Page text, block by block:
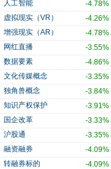
人工智能
-4.78%
虚拟现实（VR）
-4.26%
增强现实（AR）
-4.78%
网红直播
-3.55%
数据要素
-4.86%
文化传媒概念
-3.35%
独角兽概念
-3.84%
知识产权保护
-3.91%
国企改革
-3.33%
沪股通
-3.35%
融资融券
-4.09%
转融券标的
-4.09%